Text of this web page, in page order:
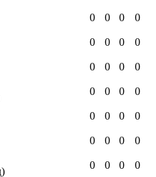
0 0 0 0
0 0 0 0
0 0 0 0
0 0 0 0
0 0 0 0
0 0 0 0
0 0 0 0